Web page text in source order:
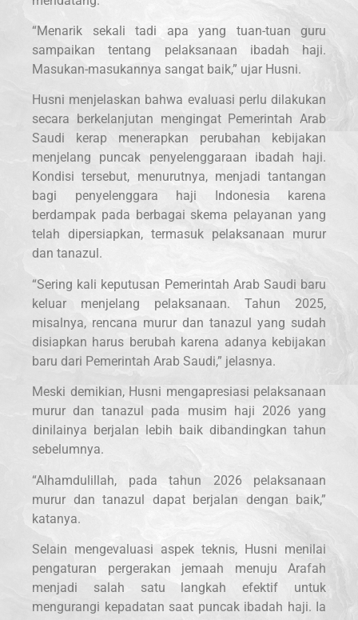
“Menarik sekali tadi apa yang tuan-tuan guru
sampaikan tentang pelaksanaan ibadah haji.
Masukan-masukannya sangat baik,” ujar Husni.
Husni menjelaskan bahwa evaluasi perlu dilakukan
secara berkelanjutan mengingat Pemerintah Arab
Saudi kerap menerapkan perubahan kebijakan
menjelang puncak penyelenggaraan ibadah haji.
Kondisi tersebut, menurutnya, menjadi tantangan
bagi penyelenggara haji Indonesia karena
berdampak pada berbagai skema pelayanan yang
telah dipersiapkan, termasuk pelaksanaan murur
dan tanazul.
“Sering kali keputusan Pemerintah Arab Saudi baru
keluar menjelang pelaksanaan. Tahun 2025,
misalnya, rencana murur dan tanazul yang sudah
disiapkan harus berubah karena adanya kebijakan
baru dari Pemerintah Arab Saudi,” jelasnya.
Meski demikian, Husni mengapresiasi pelaksanaan
murur dan tanazul pada musim haji 2026 yang
dinilainya berjalan lebih baik dibandingkan tahun
sebelumnya.
“Alhamdulillah, pada tahun 2026 pelaksanaan
murur dan tanazul dapat berjalan dengan baik,”
katanya.
Selain mengevaluasi aspek teknis, Husni menilai
pengaturan pergerakan jemaah menuju Arafah
menjadi salah satu langkah efektif untuk
mengurangi kepadatan saat puncak ibadah haji. Ia